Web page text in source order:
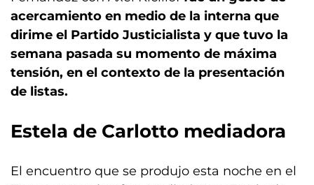
acercamiento en medio de la interna que
dirime el Partido Justicialista y que tuvo la
semana pasada su momento de máxima
tensión, en el contexto de la presentación
de listas.
Estela de Carlotto mediadora
El encuentro que se produjo esta noche en el